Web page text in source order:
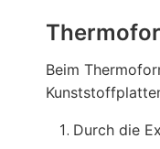
Beim
Durch die